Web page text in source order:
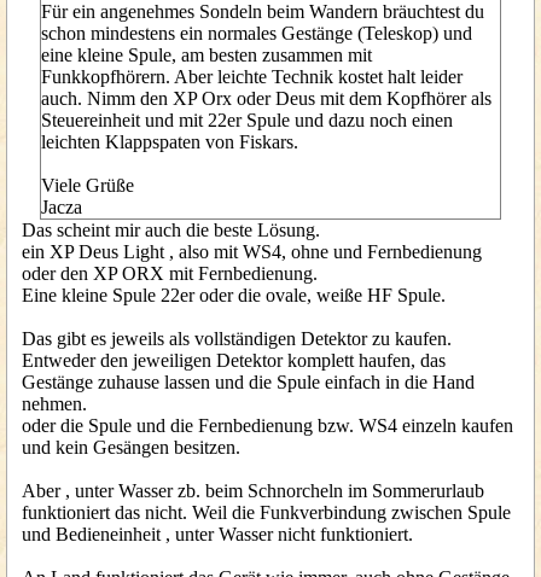
Für ein angenehmes Sondeln beim Wandern bräuchtest du
schon mindestens ein normales Gestänge (Teleskop) und
eine kleine Spule, am besten zusammen mit
Funkkopfhörern. Aber leichte Technik kostet halt leider
auch. Nimm den XP Orx oder Deus mit dem Kopfhörer als
Steuereinheit und mit 22er Spule und dazu noch einen
leichten Klappspaten von Fiskars.
Viele Grüße
Jacza
Das scheint mir auch die beste Lösung.
ein XP Deus Light , also mit WS4, ohne und Fernbedienung
oder den XP ORX mit Fernbedienung.
Eine kleine Spule 22er oder die ovale, weiße HF Spule.
Das gibt es jeweils als vollständigen Detektor zu kaufen.
Entweder den jeweiligen Detektor komplett haufen, das
Gestänge zuhause lassen und die Spule einfach in die Hand
nehmen.
oder die Spule und die Fernbedienung bzw. WS4 einzeln kaufen
und kein Gesängen besitzen.
Aber , unter Wasser zb. beim Schnorcheln im Sommerurlaub
funktioniert das nicht. Weil die Funkverbindung zwischen Spule
und Bedieneinheit , unter Wasser nicht funktioniert.